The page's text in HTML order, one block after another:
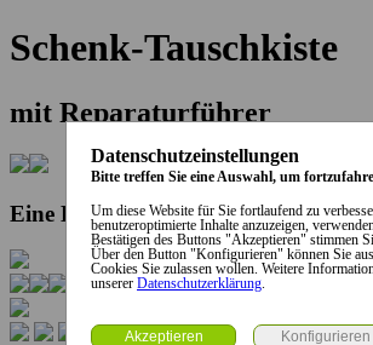
Schenk-Tauschkiste
mit Reparaturführer
Eine Kooperation der Stadt und des
Datenschutzeinstellungen
Bitte treffen Sie eine Auswahl, um
Um diese Website für Sie fortlaufend zu
benutzeroptimierte Inhalte anzuzeigen,
Bestätigen des Buttons "Akzeptieren" stimmen
Über den Button "Konfigurieren" können Sie
Cookies Sie zulassen wollen. Weitere
unserer Datenschutzerklärung.